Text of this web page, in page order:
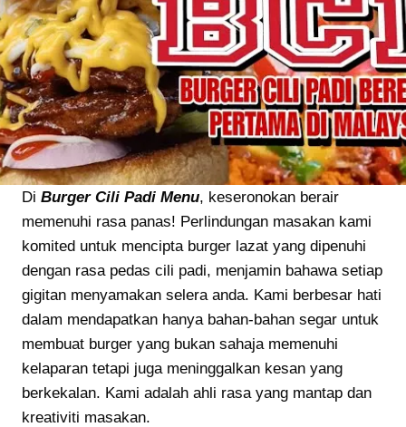
Di Burger Cili Padi Menu, keseronokan berair
memenuhi rasa panas! Perlindungan masakan kami
komited untuk mencipta burger lazat yang dipenuhi
dengan rasa pedas cili padi, menjamin bahawa setiap
gigitan menyamakan selera anda. Kami berbesar hati
dalam mendapatkan hanya bahan-bahan segar untuk
membuat burger yang bukan sahaja memenuhi
kelaparan tetapi juga meninggalkan kesan yang
berkekalan. Kami adalah ahli rasa yang mantap dan
kreativiti masakan.